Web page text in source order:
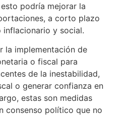
podría mejorar la
a corto plazo
y social.
la implementación de
o fiscal para
de la inestabilidad,
o generar confianza en
estas son medidas
consenso político que no